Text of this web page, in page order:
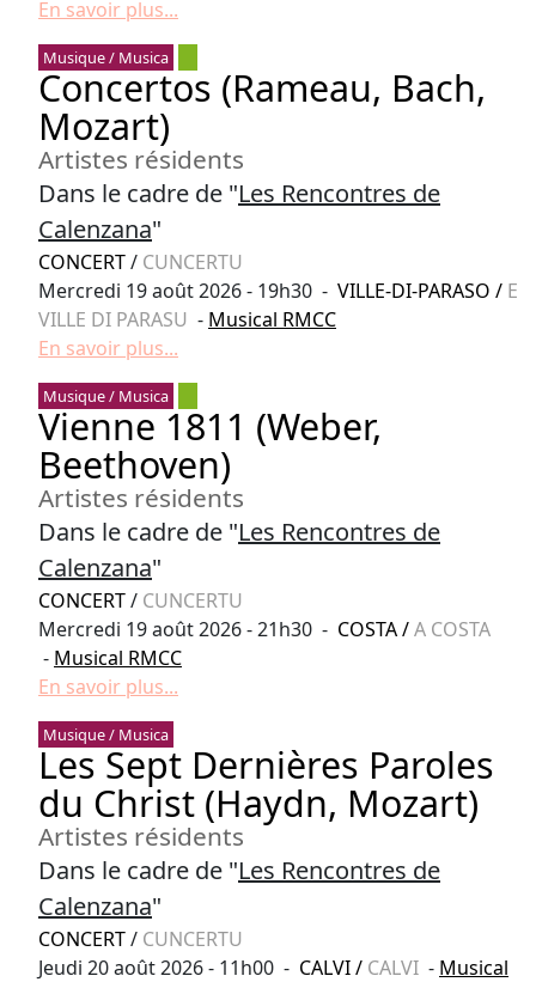
En savoir plus...
Musique / Musica
Concertos (Rameau, Bach,
Mozart)
Artistes résidents
Dans le cadre de "Les Rencontres de
Calenzana"
CONCERT/ CUNCERTU
Mercredi 19 août 2026 - 19h30 - VILLE-DI-PARASO / E
VILLE DI PARASU - Musical RMCC
En savoir plus...
Musique / Musica
Vienne 1811 (Weber,
Beethoven)
Artistes résidents
Dans le cadre de "Les Rencontres de
Calenzana"
CONCERT/ CUNCERTU
Mercredi 19 août 2026 - 21h30 - COSTA/A COSTA
- Musical RMCC
En savoir plus...
Musique / Musica
Les Sept Dernières Paroles
du Christ (Haydn, Mozart)
Artistes résidents
Dans le cadre de "Les Rencontres de
Calenzana"
CONCERT/ CUNCERTU
Jeudi 20 août 2026 - 11h00 - CALVI/ CALVI - Musical